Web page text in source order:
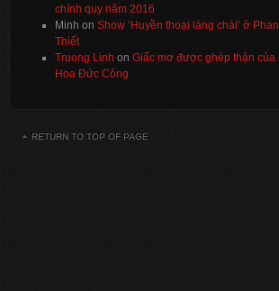
chính quy năm 2016
Minh on Show ‘Huyền thoại làng chài’ ở Phan
Thiết
Truong Linh on Giấc mơ được ghép thận của
Hoa Đức Công
RETURN TO TOP OF PAGE